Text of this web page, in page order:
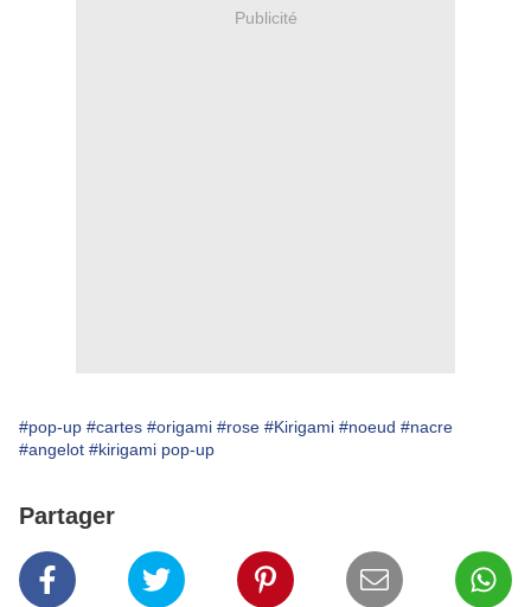
Publicité
#pop-up #cartes #origami #rose #Kirigami #noeud #nacre
#angelot #kirigami pop-up
Partager